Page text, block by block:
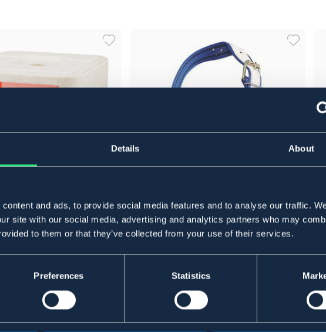
Details About
and ads, to provide social media features and to analyse our traffic.
site with our social media, advertising and analytics partners who may
to them or that they’ve collected from your use of their services.
Preferences Statistics
10 KG BÖRJES
HALSREIM SAU/KALV 80 CM * 24 MM